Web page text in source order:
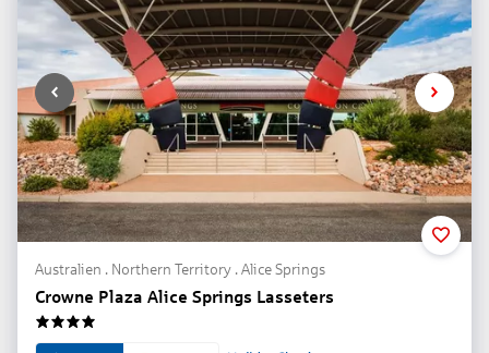
Australien . Northern Territory . Alice Springs
Crowne Plaza Alice Springs Lasseters
4